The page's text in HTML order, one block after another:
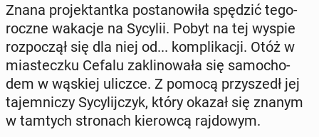
Znana pro­jek­tant­ka po­sta­no­wi­ła spędzić te­go­
rocz­ne wakacje na Sycylii. Pobyt na tej wyspie
roz­po­czął się dla niej od... kom­pli­ka­cji. Otóż w
mia­stecz­ku Cefalu za­kli­no­wa­ła się sa­mo­cho­
dem w wąskiej uliczce. Z pomocą przy­szedł jej
ta­jem­ni­czy Sy­cy­lij­czyk, który okazał się znanym
w tamtych stro­nach kie­row­cą raj­do­wym.